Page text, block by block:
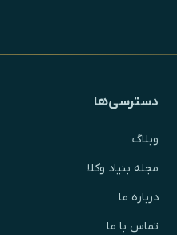
دسترسی‌ها
وبلاگ
مجله بنیاد وکلا
درباره ما
تماس با ما